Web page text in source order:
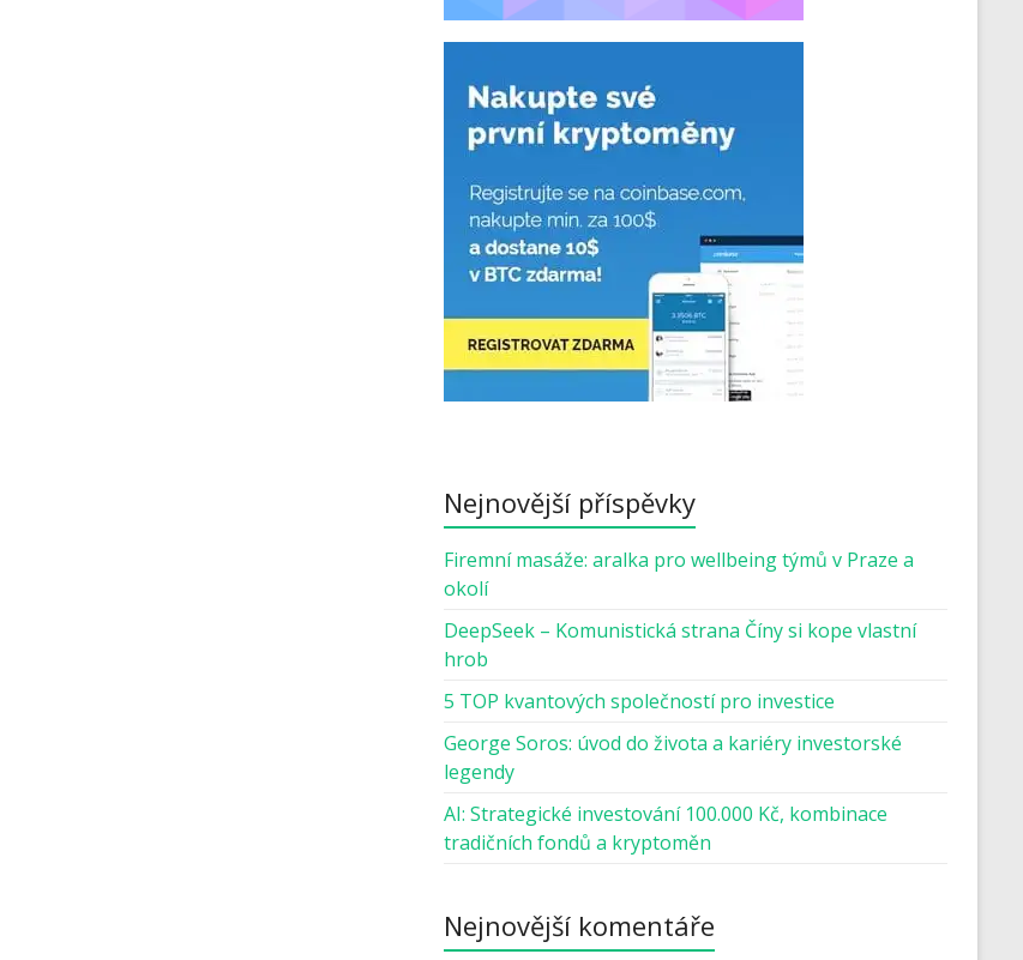
Nejnovější příspěvky
Firemní masáže: aralka pro wellbeing týmů v Praze a
okolí
DeepSeek – Komunistická strana Číny si kope vlastní
hrob
5 TOP kvantových společností pro investice
George Soros: úvod do života a kariéry investorské
legendy
AI: Strategické investování 100.000 Kč, kombinace
tradičních fondů a kryptoměn
Nejnovější komentáře